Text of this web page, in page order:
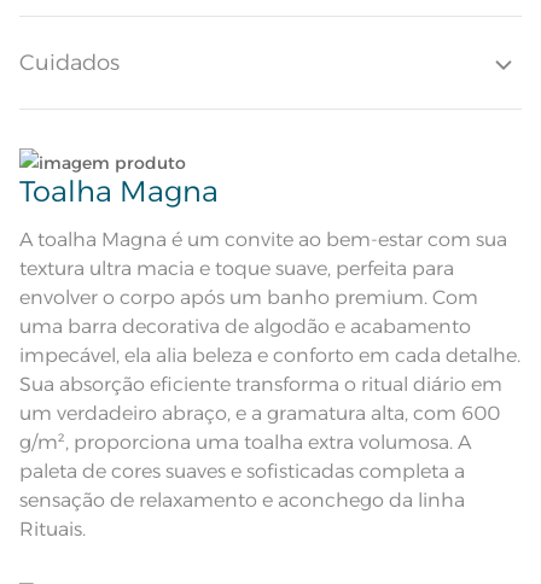
encolhido; Antipiling; Etiqueta
Composição
Cor Lunar
Itens Inclusos 1 Toalha Banhão
Medida 86cm x 1,50m
Acabamento
Toque ultra macio; Super absorção;
Barra Decorativa de algodão; Pré-
encolhido; Antipiling; Tecnologia
Unika; Tecnologia Softmax;
Etiqueta Diferenciada
Lavação a 60ºC; Proibido alvejar;
Cuidados
Lave tipos de tecidos distintos separadamente;
Não lave cores claras e cores escuras no mesmo
ciclo;
Lave as peças no ciclo leve, suave ou delicado de
sua lavadora;
Enxágue as peças com bastante água;
Utilize a quantidade mínima de amaciante e sabão;
Ao pendurar as toalhas, recomenda-se sacudi-las
bem;;
Toalha Magna
A toalha Magna é um convite ao bem-estar com sua
textura ultra macia e toque suave, perfeita para
envolver o corpo após um banho premium. Com
uma barra decorativa de algodão e acabamento
impecável, ela alia beleza e conforto em cada detalhe.
Sua absorção eficiente transforma o ritual diário em
um verdadeiro abraço, e a gramatura alta, com 600
g/m², proporciona uma toalha extra volumosa. A
paleta de cores suaves e sofisticadas completa a
sensação de relaxamento e aconchego da linha
Rituais.